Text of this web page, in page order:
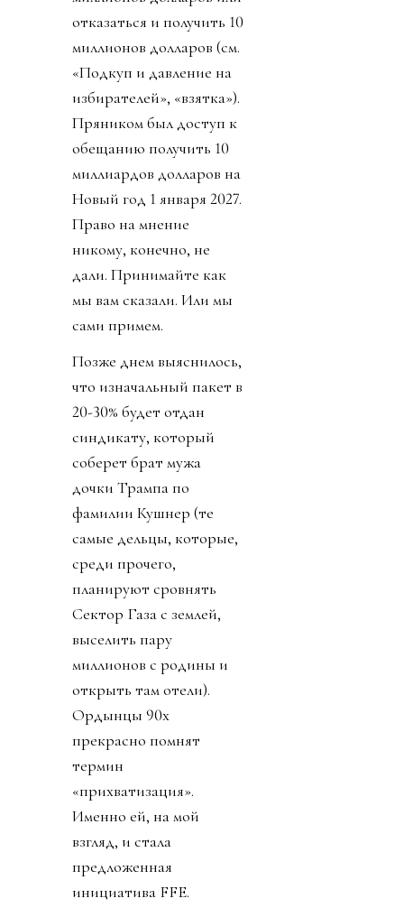
отказаться и получить 10
миллионов долларов (см.
«Подкуп и давление на
избирателей», «взятка»).
Пряником был доступ к
обещанию получить 10
миллиардов долларов на
Новый год 1 января 2027.
Право на мнение
никому, конечно, не
дали. Принимайте как
мы вам сказали. Или мы
сами примем.
Позже днем выяснилось,
что изначальный пакет в
20-30% будет отдан
синдикату, который
соберет брат мужа
дочки Трампа по
фамилии Кушнер (те
самые дельцы, которые,
среди прочего,
планируют сровнять
Сектор Газа с землей,
выселить пару
миллионов с родины и
открыть там отели).
Ордынцы 90х
прекрасно помнят
термин
«прихватизация».
Именно ей, на мой
взгляд, и стала
предложенная
инициатива FFE.